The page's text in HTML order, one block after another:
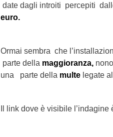
date dagli introiti percepiti
euro.
Ormai sembra che
parte della maggioranza,
una parte della multe legate
Il link dove è visibile l’indagine